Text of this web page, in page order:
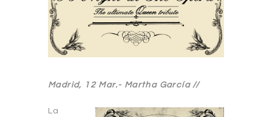
Madrid, 12 Mar.- Martha García //
La